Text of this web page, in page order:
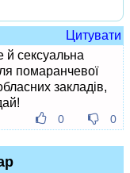
Цитувати
й сексуальна
помаранчевої
закладів,
0 0